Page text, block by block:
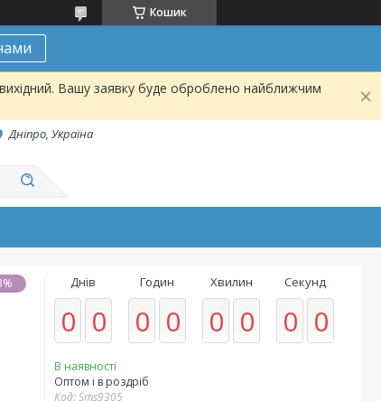
Кошик
Вашу заявку буде оброблено найближчим
Дніпро, Україна
Днів
0 0
Годин
0 0
Хвилин
0 0
Секунд
0 0
В наявності
Оптом і в роздріб
Код:Sms9305